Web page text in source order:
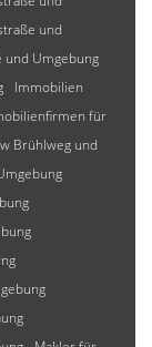
und
Umgebung
Immobilien
für
Brühlweg und